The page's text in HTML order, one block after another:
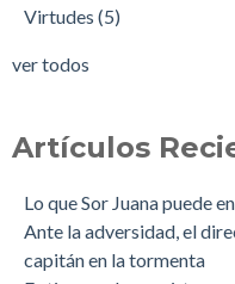
Virtudes (5)
ver todos
Artículos
Lo que Sor Juana puede
Ante la adversidad, el
capitán en la tormenta